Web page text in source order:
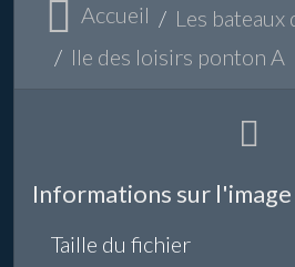
Accueil
Les bateaux
Ile des loisirs ponton A
Informations sur l'image
Taille du fichier